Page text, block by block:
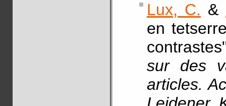
Lux, C. &
en
sur des
articles.